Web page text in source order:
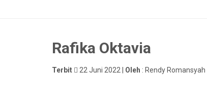
Rafika Oktavia
Terbit 22 Juni 2022 | Oleh : Rendy Romansyah |